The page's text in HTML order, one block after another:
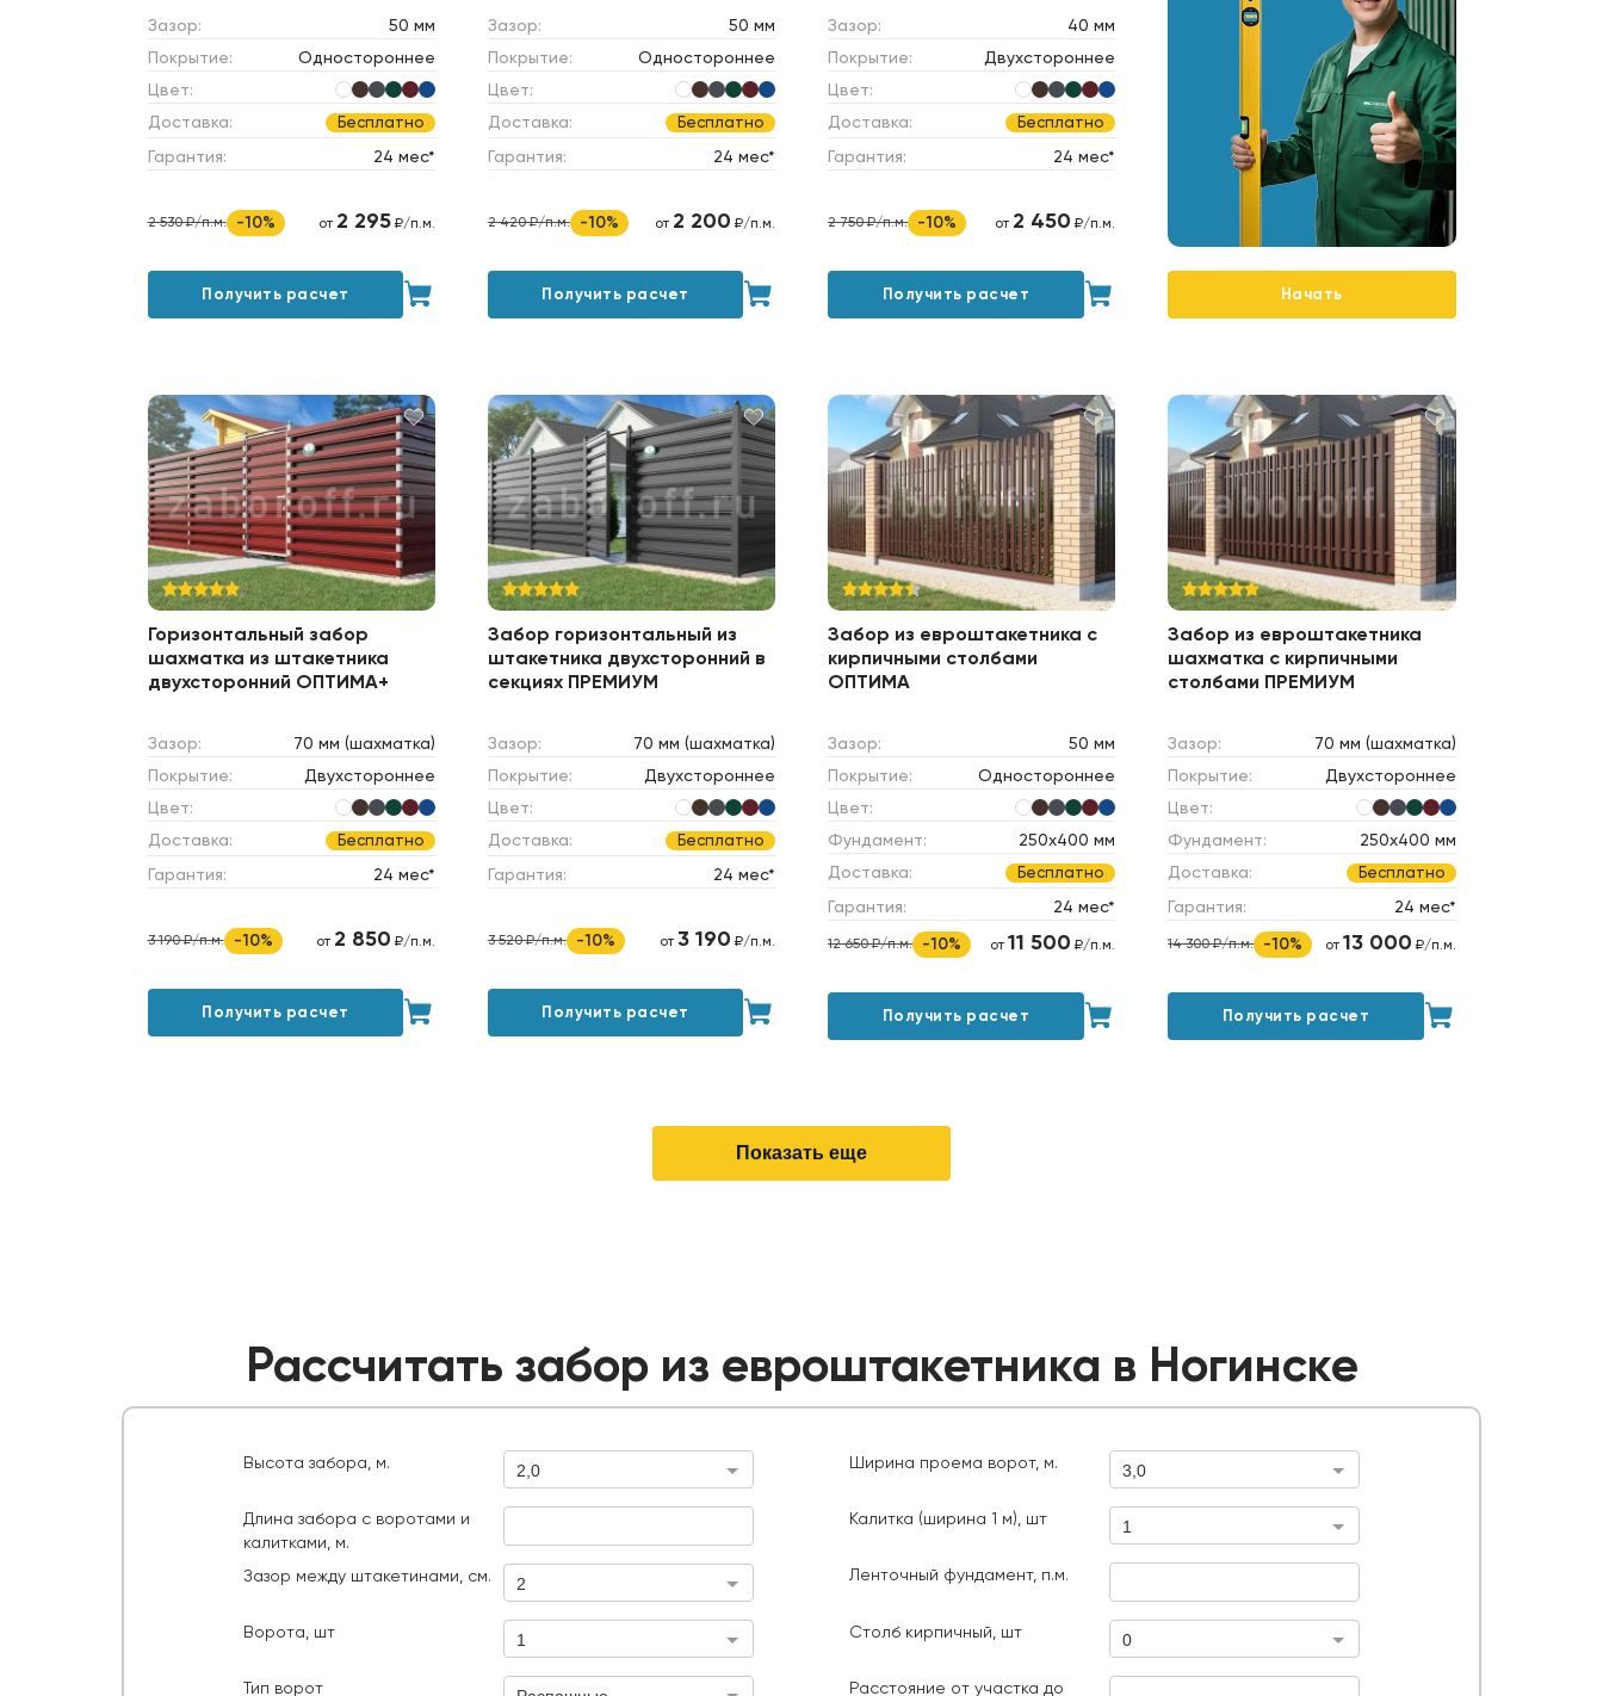
Зазор:
50 мм
Покрытие:
Одностороннее
Цвет:
Доставка:
Бесплатно
Гарантия: 24 мес*
2 530 ₽/п.м. -10% от 2 295₽/п.м.
Получить расчет
Зазор:
50 мм
Покрытие:
Одностороннее
Цвет:
Доставка:
Бесплатно
Гарантия: 24 мес*
2 420 ₽/п.м. -10% от 2 200 ₽/п.м.
Получить расчет
Зазор:
40 мм
Покрытие:
Двухстороннее
Цвет:
Доставка:
Бесплатно
Гарантия: 24 мес*
2 750 ₽/п.м. -10% от 2 450 ₽/п.м.
Получить расчет Начать
Горизонтальный забор
шахматка из штакетника
двухсторонний ОПТИМА+
Зазор:
70 мм (шахматка)
Покрытие:
Двухстороннее
Цвет:
Доставка:
Бесплатно
Гарантия: 24 мес*
3 190 ₽/п.м. -10% от 2 850 ₽/п.м.
Получить расчет
Забор горизонтальный из
штакетника двухсторонний в
секциях ПРЕМИУМ
Зазор:
70 мм (шахматка)
Покрытие:
Двухстороннее
Цвет:
Доставка:
Бесплатно
Гарантия: 24 мес*
3 520 ₽/п.м. -10% от 3 190 ₽/п.м.
Получить расчет
Забор из евроштакетника с
кирпичными столбами
ОПТИМА
Зазор:
50 мм
Покрытие:
Одностороннее
Цвет:
Фундамент:
250х400 мм
Доставка:
Бесплатно
Гарантия: 24 мес*
12 650 ₽/п.м. -10% от 11 500 ₽/п.м.
Получить расчет
Забор из евроштакетника
шахматка с кирпичными
столбами ПРЕМИУМ
Зазор:
70 мм (шахматка)
Покрытие:
Двухстороннее
Цвет:
Фундамент:
250х400 мм
Доставка:
Бесплатно
Гарантия: 24 мес*
14 300 ₽/п.м. -10% от 13 000 ₽/п.м.
Получить расчет
Показать еще
Рассчитать забор из евроштакетника в Ногинске
Высота забора, м. 2,0
Длина забора с воротами и
калитками, м.
Зазор между штакетинами, см.
2
Ворота, шт 1
Тип ворот
Ширина проема ворот, м. 3,0
Калитка (ширина 1 м), шт 1
Ленточный фундамент, п.м.
Столб кирпичный, шт 0
Расстояние от участка до
Длина забора с воротами и калитками, м.
Расстояние от участка до МКАД, км